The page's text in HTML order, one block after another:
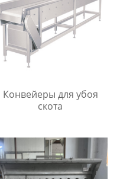
Конвейеры для убоя
скота